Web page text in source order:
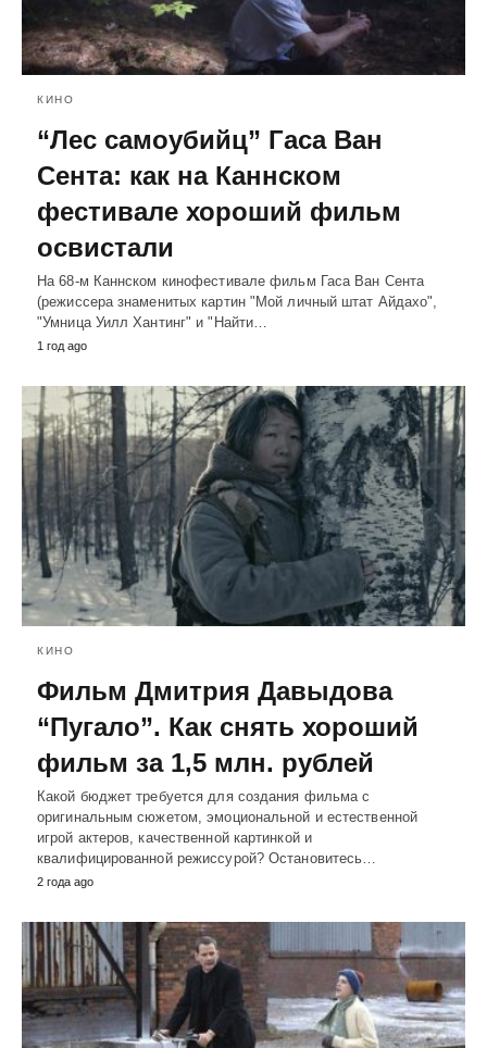
КИНО
“Лес самоубийц” Гаса Ван
Сента: как на Каннском
фестивале хороший фильм
освистали
На 68-м Каннском кинофестивале фильм Гаса Ван Сента
(режиссера знаменитых картин "Мой личный штат Айдахо",
"Умница Уилл Хантинг" и "Найти…
1 год ago
КИНО
Фильм Дмитрия Давыдова
“Пугало”. Как снять хороший
фильм за 1,5 млн. рублей
Какой бюджет требуется для создания фильма с
оригинальным сюжетом, эмоциональной и естественной
игрой актеров, качественной картинкой и
квалифицированной режиссурой? Остановитесь…
2 года ago